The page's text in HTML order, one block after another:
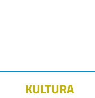
KULTURA